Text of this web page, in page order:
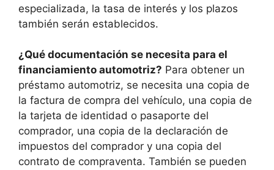
especializada, la tasa de interés y los plazos
también serán establecidos.
¿Qué documentación se necesita para el
financiamiento automotriz? Para obtener un
préstamo automotriz, se necesita una copia de
la factura de compra del vehículo, una copia de
la tarjeta de identidad o pasaporte del
comprador, una copia de la declaración de
impuestos del comprador y una copia del
contrato de compraventa. También se pueden